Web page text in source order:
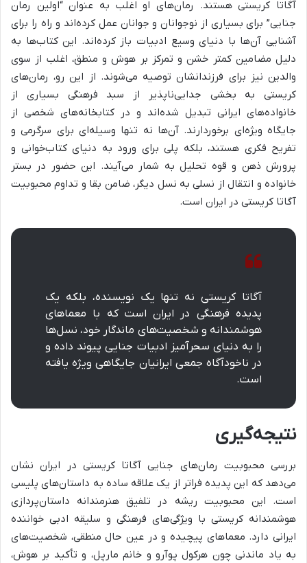
آگاتا کریستی هستند. رمان‌های او اغلب به عنوان “اولین رمان
جنایی” برای بسیاری از نوجوانان و جوانان عمل کرده‌اند و راه را برای
آشنایی آن‌ها با دنیای وسیع ادبیات باز کرده‌اند. این کتاب‌ها به
دلیل مضامین کمتر خشن و تمرکز بر هوش و منطق، اغلب از سوی
والدین نیز برای فرزندانشان توصیه می‌شوند. از این رو، رمان‌های
کریستی به بخشی جدایی‌ناپذیر از سبد فرهنگی بسیاری از
خانواده‌های ایرانی تبدیل شده‌اند و در کتابخانه‌های شخصی از
جایگاه ویژه‌ای برخوردارند. آن‌ها نه تنها وسیله‌ای برای سرگرمی و
تفریح فکری هستند، بلکه پلی برای ورود به دنیای کتاب‌خوانی و
پرورش ذهن و قوه تحلیل به شمار می‌آیند. این حضور در بستر
خانواده و انتقال از نسلی به نسل دیگر، ضامن بقا و تداوم محبوبیت
آگاتا کریستی در ایران است.
آگاتا کریستی نه تنها یک نویسنده، بلکه یک
پدیده فرهنگی در ایران است که با معماهای
هوشمندانه و شخصیت‌های ماندگار خود، نسل‌ها
را به دنیای سحرآمیز ادبیات جنایی پیوند داده و
در ناخودآگاه جمعی ایرانیان جایگاهی ویژه یافته
است.
نتیجه‌گیری
بررسی محبوبیت رمان‌های جنایی آگاتا کریستی در ایران نشان
می‌دهد که این پدیده فراتر از یک علاقه ساده به داستان‌های پلیسی
است. این محبوبیت ریشه در تلفیق هنرمندانه داستان‌پردازی
هوشمندانه کریستی با ویژگی‌های فرهنگی و سلیقه ادبی خواننده
ایرانی دارد. معماهای پیچیده و در عین حال منطقی، شخصیت‌های
به یاد ماندنی چون هرکول پوآرو و خانم مارپل، و تأکید بر هوش،